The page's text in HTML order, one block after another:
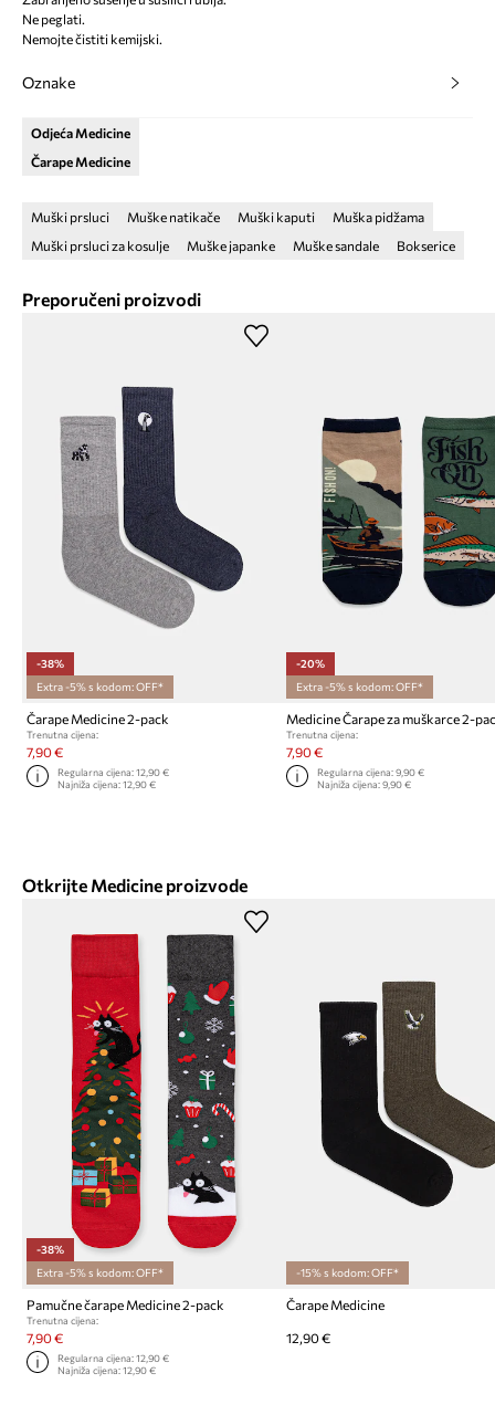
Ne peglati.
Nemojte čistiti kemijski.
Oznake
Odjeća Medicine
Čarape Medicine
Muški prsluci Muške natikače Muški kaputi
Muška pidžama
Muški prsluci za kosulje
Muške japanke Muške sandale Bokserice
Preporučeni proizvodi
-38%
Extra -5% s kodom: OFF*
Čarape Medicine 2-pack
Trenutna cijena:
7,90 €
Regularna cijena:12,90 €
Najniža cijena:12,90 €
-20%
Extra -5% s kodom: OFF*
Medicine Čarape za muškarce 2-
Trenutna cijena:
7,90 €
Regularna cijena: 9,90 €
Najniža cijena: 9,90 €
Otkrijte Medicine proizvode
-38%
Extra -5% s kodom: OFF*
Pamučne čarape Medicine 2-pack
Trenutna cijena:
7,90 €
Regularna cijena:12,90 €
Najniža cijena:12,90 €
-15% s kodom: OFF*
Čarape Medicine
12,90 €